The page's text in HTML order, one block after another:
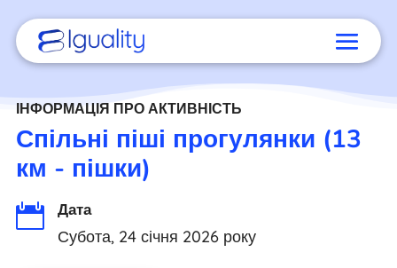
ІНФОРМАЦІЯ ПРО АКТИВНІСТЬ
Спільні піші прогулянки (13
км - пішки)

Дата
Субота, 24 січня 2026 року